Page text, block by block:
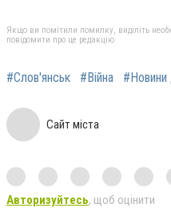
Якщо ви помітили помилку, виділіть
повідомити про це редакцію
#Слов'янськ #Війна #Новини
Сайт міста
Авторизуйтесь, щоб оцінити